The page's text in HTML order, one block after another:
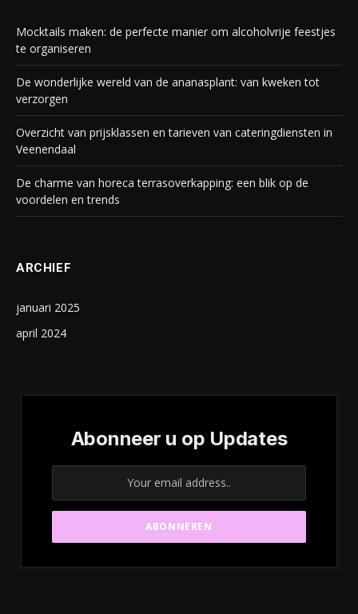
Mocktails maken: de perfecte manier om alcoholvrije feestjes
te organiseren
De wonderlijke wereld van de ananasplant: van kweken tot
verzorgen
Overzicht van prijsklassen en tarieven van cateringdiensten in
Veenendaal
De charme van horeca terrasoverkapping: een blik op de
voordelen en trends
ARCHIEF
januari 2025
april 2024
Abonneer u op Updates